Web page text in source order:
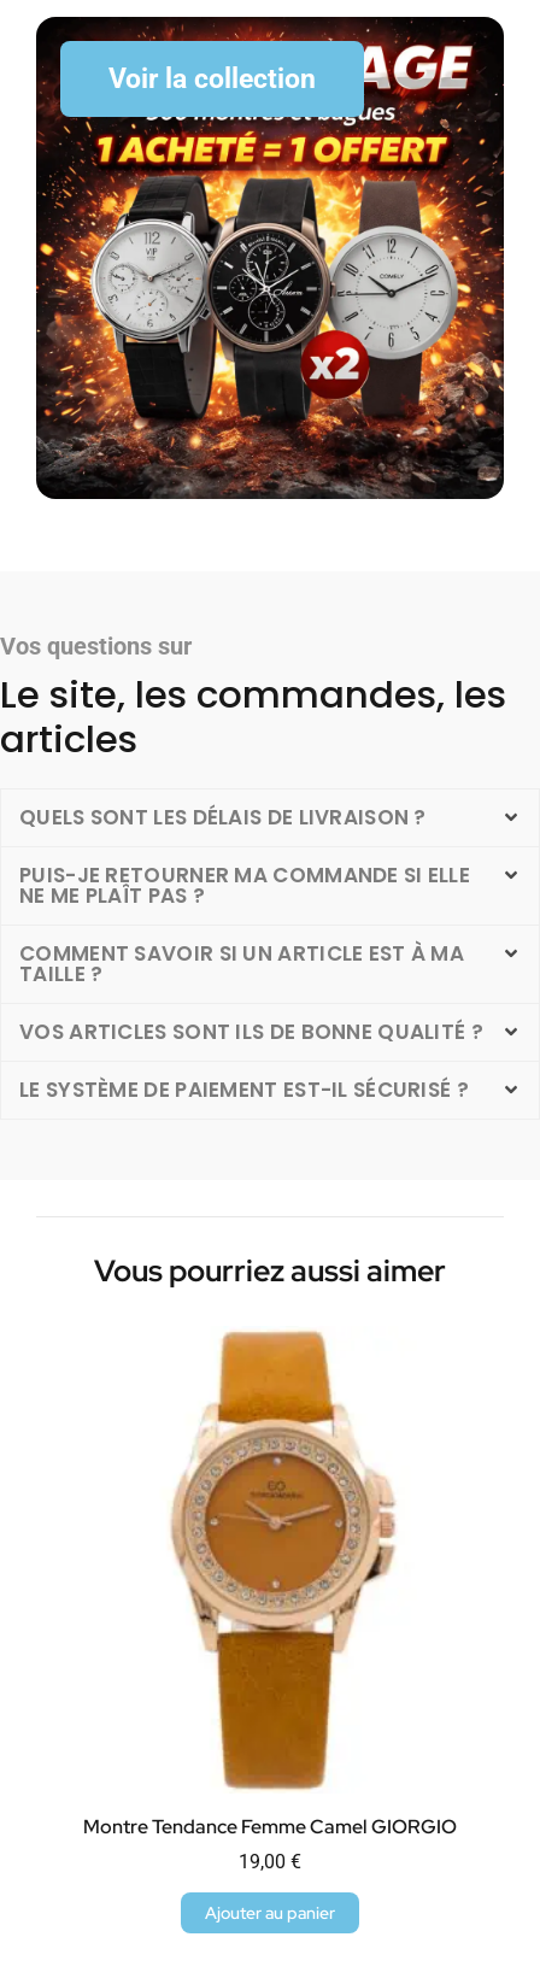
Voir la collection
Vos questions sur
Le site, les commandes, les
articles
QUELS SONT LES DÉLAIS DE LIVRAISON ?
PUIS-JE RETOURNER MA COMMANDE SI ELLE
NE ME PLAÎT PAS ?
COMMENT SAVOIR SI UN ARTICLE EST À MA
TAILLE ?
VOS ARTICLES SONT ILS DE BONNE QUALITÉ ?
LE SYSTÈME DE PAIEMENT EST-IL SÉCURISÉ ?
Vous pourriez aussi aimer
Montre Tendance Femme Camel GIORGIO
19,00 €
Ajouter au panier